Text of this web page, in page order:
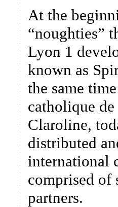
At the
“noughties”
Lyon 1
known as
the same
catholique
Claroline,
distributed
international
comprised of
partners.